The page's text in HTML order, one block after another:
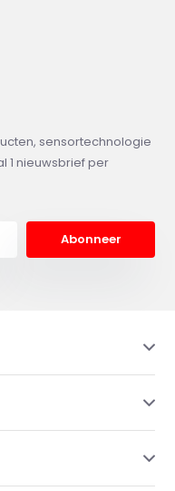
sensortechnologie
1 nieuwsbrief per
Abonneer